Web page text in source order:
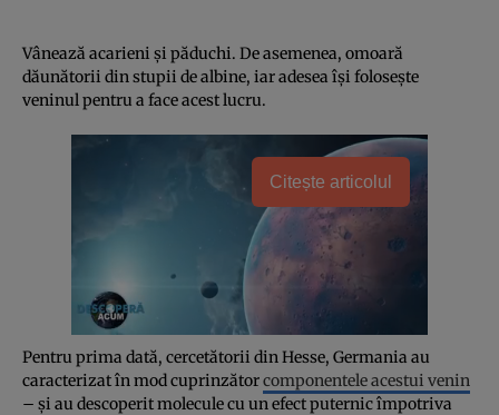
Vânează acarieni și păduchi. De asemenea, omoară
dăunătorii din stupii de albine, iar adesea își folosește
veninul pentru a face acest lucru.
Citește articolul
Pentru prima dată, cercetătorii din Hesse, Germania au
caracterizat în mod cuprinzătorcomponentele acestui venin
– și au descoperit molecule cu un efect puternic împotriva